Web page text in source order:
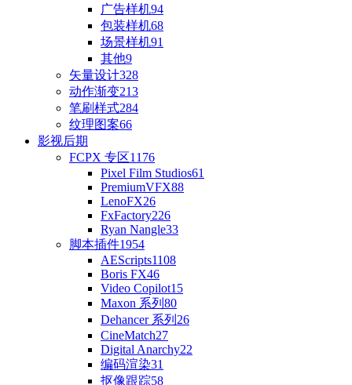
广告样机94
包装样机68
场景样机91
其他9
矢量设计328
动作渐变213
笔刷样式284
纹理图案66
影视后期
FCPX 专区1176
Pixel Film Studios61
PremiumVFX88
LenoFX26
FxFactory226
Ryan Nangle33
脚本插件1954
AEScripts1108
Boris FX46
Video Copilot15
Maxon 系列 80
Dehancer 系列 26
CineMatch27
Digital Anarchy22
编码渲染31
抠像跟踪58